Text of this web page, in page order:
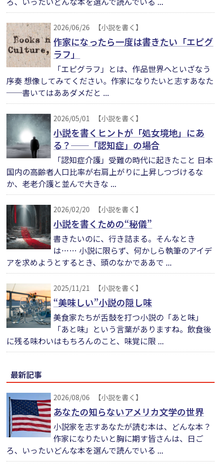
2026/06/26 【小説を書く】
作家になったら一度は書きたい「エピグ
ラフ」
「エピグラフ」とは、作品世界へといざなう
序奏 想像してみてください。作家になりたいと志すあなた
──書いてはああダメだと ...
2026/05/01 【小説を書く】
小説を書くヒントが「処女境地」にあ
る？──「認知症」の場合
「認知症介護」受難の時代に起きたこと 日本
国内の高齢者人口比率が右肩上がりに上昇しつづけるな
か、老老介護と並んで大きな ...
2026/02/20 【小説を書く】
小説を書くための“秘儀”
書きたいのに、行き詰まる。そんなとき
は…… 小説に限らず、何かしら執筆のアイデ
アを求めようとするとき、頭のなかでああで ...
2025/11/21 【小説を書く】
“美味しい”小説の隠し味
美食家たちが舌鼓を打つ小説の「あと味」
「あと味」という言葉がありますね。飲食後
に残る味わいはもちろんのこと、味覚に限 ...
最新記事
2026/08/06 【小説を書く】
あなたの知らないアメリカ文学の世界
小説家を志すあなたが読む本は、どんな本？
作家になりたいと胸に期す皆さんは、日ご
ろ、いったいどんな本を選んで読んでいる ...